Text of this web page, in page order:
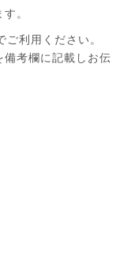
。
利用ください。
考欄に記載しお伝